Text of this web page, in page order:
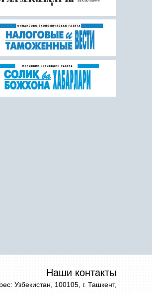
Наши контакты
Узбекистан, 100105, г. Ташкент,